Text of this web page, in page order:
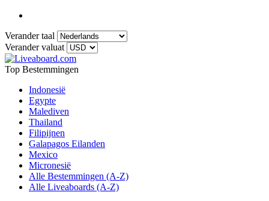
Verander taal
Verander valuat
Top Bestemmingen
Indonesië
Egypte
Malediven
Thailand
Filipijnen
Galapagos Eilanden
Mexico
Micronesië
Alle Bestemmingen (A-Z)
Alle Liveaboards (A-Z)